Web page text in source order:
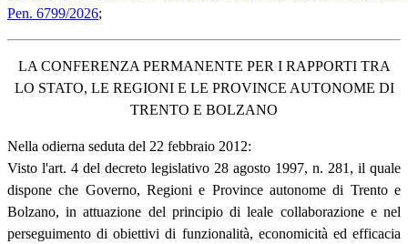
Pen. 6799/2026;
LA CONFERENZA PERMANENTE PER I RAPPORTI TRA
LO STATO, LE REGIONI E LE PROVINCE AUTONOME DI
TRENTO E BOLZANO
Nella odierna seduta del 22 febbraio 2012:
Visto l'art. 4 del decreto legislativo 28 agosto 1997, n. 281, il quale
dispone che Governo, Regioni e Province autonome di Trento e
Bolzano, in attuazione del principio di leale collaborazione e nel
perseguimento di obiettivi di funzionalità, economicità ed efficacia